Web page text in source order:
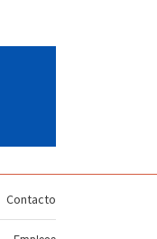
Contacto